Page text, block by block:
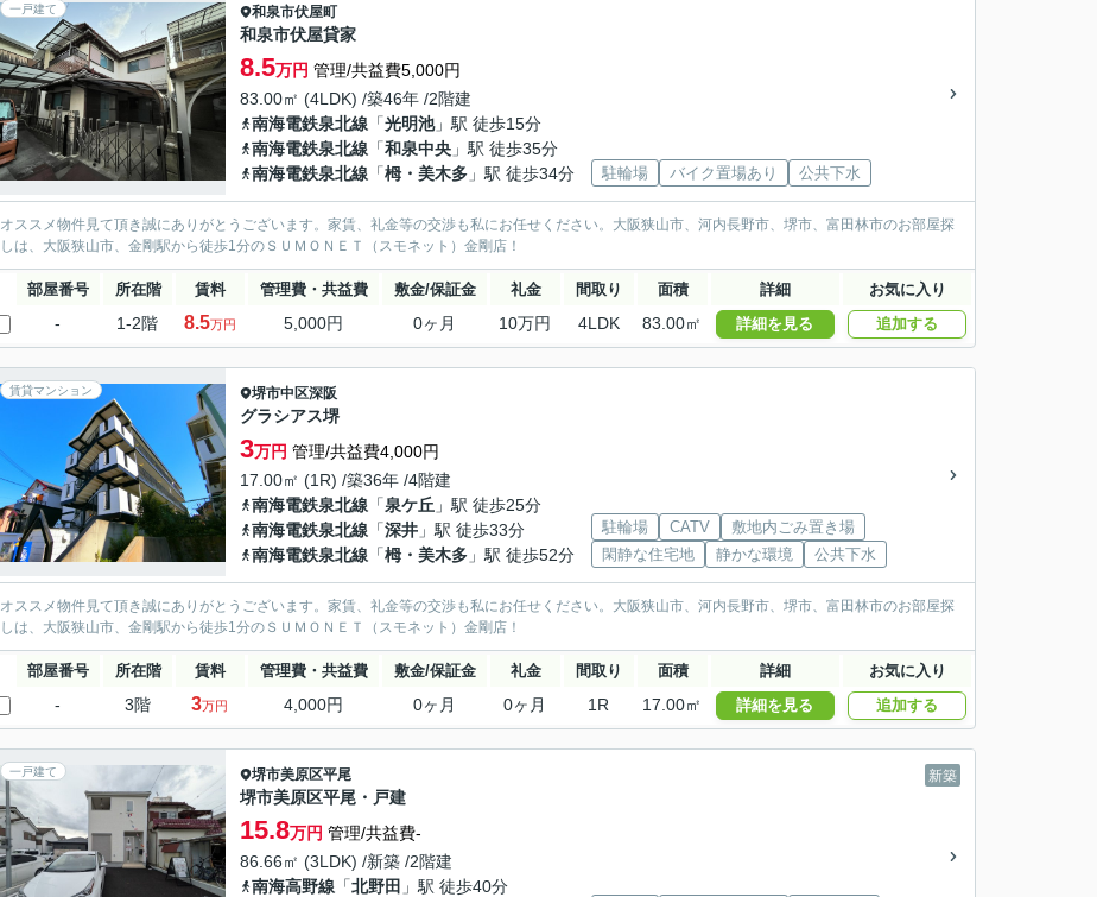
一戸建て 和泉市伏屋町
和泉市伏屋貸家
8.5万円 管理/共益費5,000円
83.00㎡ (4LDK) /築46年 /2階建
南海電鉄泉北線 「光明池」駅 徒歩15分
南海電鉄泉北線 「和泉中央 」駅 徒歩35分
南海電鉄泉北線 「栂・美木多 」駅 徒歩34分 駐輪場 バイク置場あり 公共下水
オススメ物件見て頂き誠にありがとうございます。家賃、礼金等の交渉も私にお任せください。大阪狭山市、河内長野市、堺市、富田林市のお部屋探
しは、大阪狭山市、金剛駅から徒歩1分のＳＵＭＯＮＥＴ（スモネット）金剛店！
部屋番号 所在階 賃料 管理費・共益費 敷金/保証金 礼金 間取り 面積 詳細 お気に入り
- 1-2階 8.5万円 5,000円 0ヶ月 10万円 4LDK 83.00㎡ 詳細を見る 追加する
賃貸マンション 堺市中区深阪
グラシアス堺
3万円 管理/共益費4,000円
17.00㎡ (1R) /築36年 /4階建
南海電鉄泉北線 「泉ケ丘 」駅 徒歩25分
南海電鉄泉北線 「深井 」駅 徒歩33分
南海電鉄泉北線 「栂・美木多 」駅 徒歩52分
駐輪場 CATV
敷地内ごみ置き場
閑静な住宅地
静かな環境 公共下水
オススメ物件見て頂き誠にありがとうございます。家賃、礼金等の交渉も私にお任せください。大阪狭山市、河内長野市、堺市、富田林市のお部屋探
しは、大阪狭山市、金剛駅から徒歩1分のＳＵＭＯＮＥＴ（スモネット）金剛店！
部屋番号 所在階 賃料 管理費・共益費 敷金/保証金 礼金 間取り 面積 詳細 お気に入り
- 3階 3万円 4,000円 0ヶ月 0ヶ月 1R 17.00㎡ 詳細を見る 追加する
一戸建て 新築
堺市美原区平尾
堺市美原区平尾・戸建
15.8万円 管理/共益費-
86.66㎡ (3LDK) /新築 /2階建
南海高野線 「北野田 」駅 徒歩40分